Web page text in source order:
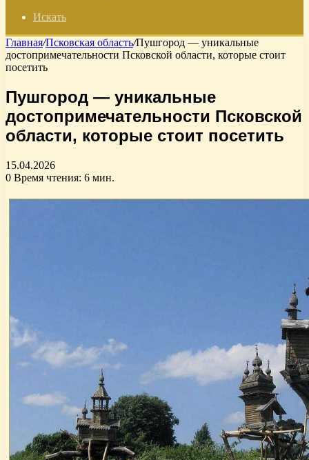
Искать
Главная/Псковская область/Пушгород — уникальные
достопримечательности Псковской области, которые стоит
посетить
Пушгород — уникальные
достопримечательности Псковской
области, которые стоит посетить
15.04.2026
0 Время чтения: 6 мин.